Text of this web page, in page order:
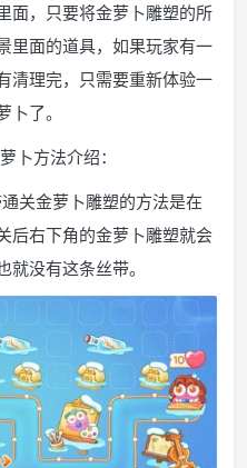
面，只要将金萝卜雕塑的所
里面的道具，如果玩家有一
清理完，只需要重新体验一
了。
卜方法介绍：
关金萝卜雕塑的方法是在
后右下角的金萝卜雕塑就会
没有这条丝带。